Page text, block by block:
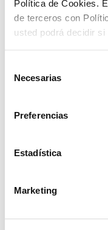
Política de Cookies.
de terceros con
usted podrá decidir
Necesarias
Preferencias
Estadística
Marketing